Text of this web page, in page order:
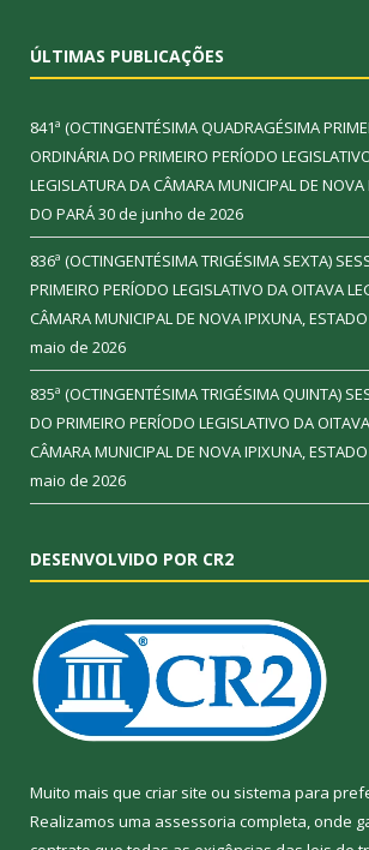
ÚLTIMAS PUBLICAÇÕES
841ª (OCTINGENTÉSIMA QUADRAGÉSIMA
ORDINÁRIA DO PRIMEIRO PERÍODO
LEGISLATURA DA CÂMARA MUNICIPAL DE
DO PARÁ30 de junho de 2026
836ª (OCTINGENTÉSIMA TRIGÉSIMA SEXTA)
PRIMEIRO PERÍODO LEGISLATIVO DA OITAVA
CÂMARA MUNICIPAL DE NOVA IPIXUNA,
maio de 2026
835ª (OCTINGENTÉSIMA TRIGÉSIMA QUINTA)
DO PRIMEIRO PERÍODO LEGISLATIVO DA
CÂMARA MUNICIPAL DE NOVA IPIXUNA,
maio de 2026
DESENVOLVIDO POR CR2
Muito mais que criar site ou sistema para
Realizamos uma assessoria completa, onde